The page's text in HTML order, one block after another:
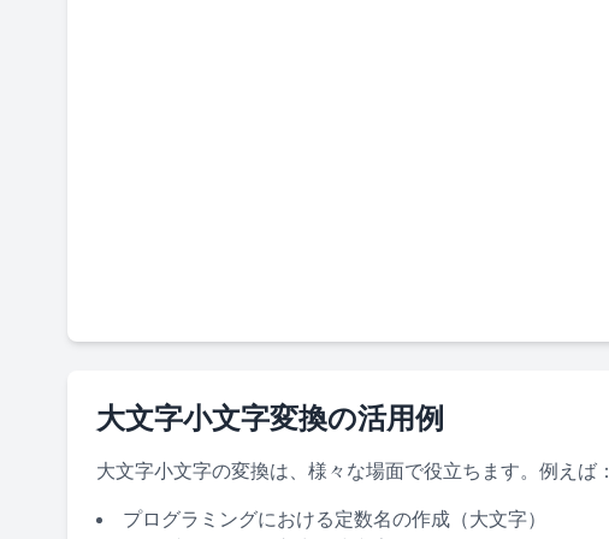
大文字小文字変換の活用例
大文字小文字の変換は、様々な場面で役立ちます。例えば：
プログラミングにおける定数名の作成（大文字）